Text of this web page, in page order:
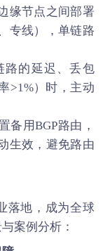
缘节点之间部署
专线），单链路
路的延迟、丢包
>1%）时，主动
备用BGP路由，
生效，避免路由
落地，成为全球
案例分析：